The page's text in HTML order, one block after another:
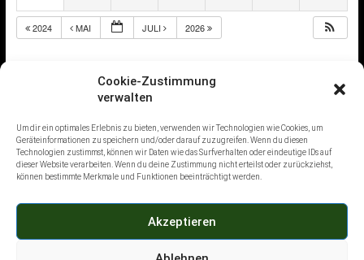
Cookie-Zustimmung
verwalten
Um dir ein optimales Erlebnis zu bieten, verwenden wir Technologien wie Cookies, um
Geräteinformationen zu speichern und/oder darauf zuzugreifen. Wenn du diesen
Technologien zustimmst, können wir Daten wie das Surfverhalten oder eindeutige IDs auf
dieser Website verarbeiten. Wenn du deine Zustimmung nicht erteilst oder zurückziehst,
können bestimmte Merkmale und Funktionen beeinträchtigt werden.
Akzeptieren
2024 MAI JULI 2026
Karriere
Academy